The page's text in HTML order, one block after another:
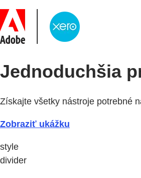
Jednoduchšia
Získajte všetky nástroje potrebné
Zobraziť ukážku
style
divider